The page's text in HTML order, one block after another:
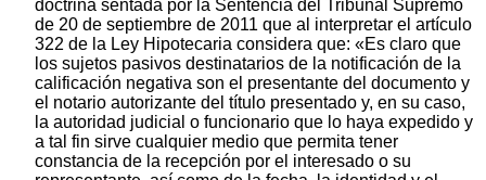
doctrina sentada por la Sentencia del Tribunal Supremo
de 20 de septiembre de 2011 que al interpretar el artículo
322 de la Ley Hipotecaria considera que: «Es claro que
los sujetos pasivos destinatarios de la notificación de la
calificación negativa son el presentante del documento y
el notario autorizante del título presentado y, en su caso,
la autoridad judicial o funcionario que lo haya expedido y
a tal fin sirve cualquier medio que permita tener
constancia de la recepción por el interesado o su